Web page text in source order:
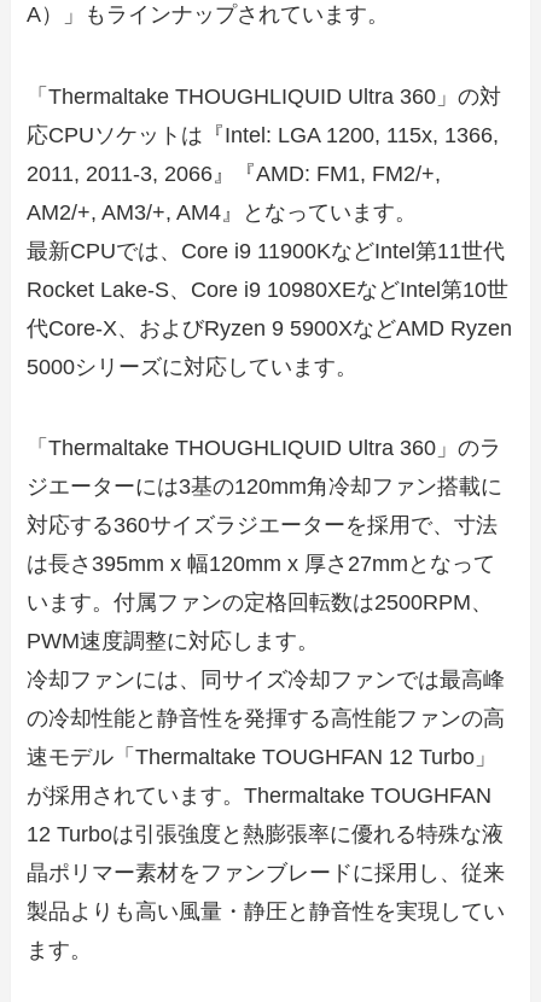
A）」もラインナップされています。
「Thermaltake THOUGHLIQUID Ultra 360」の対
応CPUソケットは『Intel: LGA 1200, 115x, 1366,
2011, 2011-3, 2066』『AMD: FM1, FM2/+,
AM2/+, AM3/+, AM4』となっています。
最新CPUでは、Core i9 11900KなどIntel第11世代
Rocket Lake-S、Core i9 10980XEなどIntel第10世
代Core-X、およびRyzen 9 5900XなどAMD Ryzen
5000シリーズに対応しています。
「Thermaltake THOUGHLIQUID Ultra 360」のラ
ジエーターには3基の120mm角冷却ファン搭載に
対応する360サイズラジエーターを採用で、寸法
は長さ395mm x 幅120mm x 厚さ27mmとなって
います。付属ファンの定格回転数は2500RPM、
PWM速度調整に対応します。
冷却ファンには、同サイズ冷却ファンでは最高峰
の冷却性能と静音性を発揮する高性能ファンの高
速モデル「Thermaltake TOUGHFAN 12 Turbo」
が採用されています。Thermaltake TOUGHFAN
12 Turboは引張強度と熱膨張率に優れる特殊な液
晶ポリマー素材をファンブレードに採用し、従来
製品よりも高い風量・静圧と静音性を実現してい
ます。